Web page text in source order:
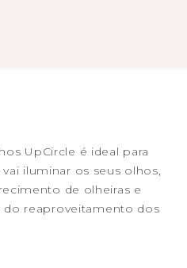
UpCircle é ideal para
iluminar os seus olhos,
de olheiras e
do reaproveitamento dos